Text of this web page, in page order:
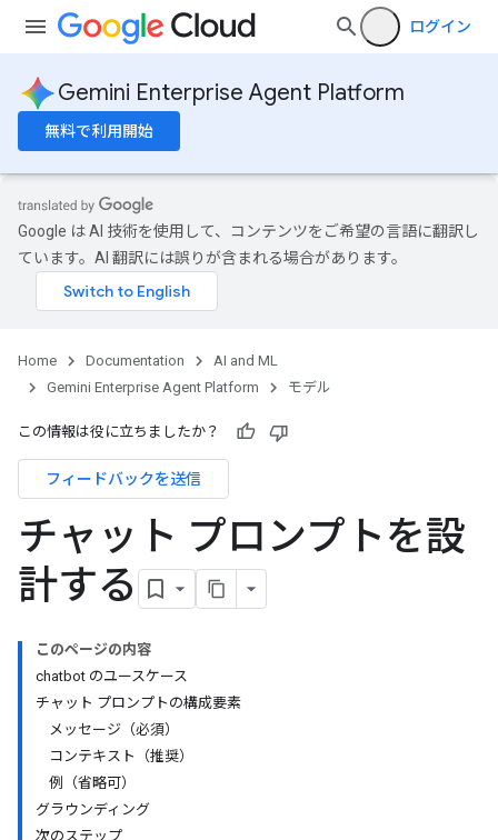
ログイン
Gemini Enterprise Agent Platform
無料で利用開始
Google は AI 技術を使用して、コンテンツをご希望の言語に翻訳し
ています。AI 翻訳には誤りが含まれる場合があります。
Home Documentation
AI and ML
Gemini Enterprise Agent Platform
モデル
この情報は役に立ちましたか？
フィードバックを送信
チャット プロンプトを設
計する
このページの内容
chatbot のユースケース
チャット プロンプトの構成要素
メッセージ（必須）
コンテキスト（推奨）
例（省略可）
グラウンディング
次のステップ